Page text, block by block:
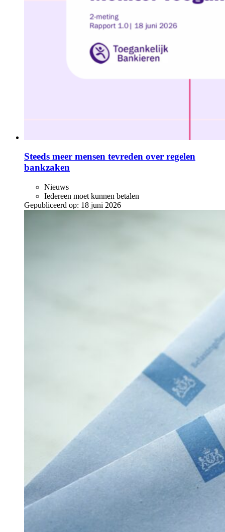
Steeds meer mensen tevreden over regelen
bankzaken
Nieuws
Iedereen moet kunnen betalen
Gepubliceerd op: 18 juni 2026